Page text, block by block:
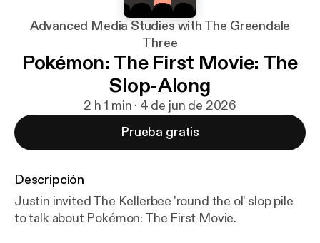
Advanced Media Studies with The Greendale
Three
Pokémon: The First Movie: The
Slop-Along
2 h 1 min · 4 de jun de 2026
Prueba gratis
Descripción
Justin invited The Kellerbee 'round the ol' slop pile
to talk about Pokémon: The First Movie.